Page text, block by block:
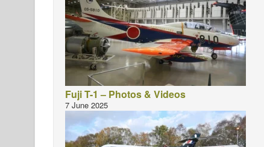
Fuji T-1 – Photos & Videos
7 June 2025